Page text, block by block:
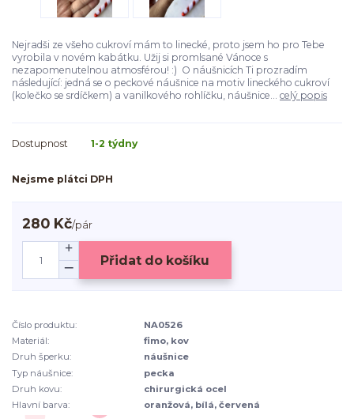
Nejradši ze všeho cukroví mám to linecké, proto jsem ho pro Tebe
vyrobila v novém kabátku. Užij si promlsané Vánoce s
nezapomenutelnou atmosférou! :) O náušnicích Ti prozradím
následující: jedná se o peckové náušnice na motiv lineckého cukroví
(kolečko se srdíčkem) a vanilkového rohlíčku, náušnice... celý popis
Dostupnost 1-2 týdny
Nejsme plátci DPH
280 Kč/pár
Přidat do košíku
Číslo produktu:
NA0526
Materiál:
fimo, kov
Druh šperku:
náušnice
Typ náušnice:
pecka
Druh kovu:
chirurgická ocel
Hlavní barva:
oranžová, bílá, červená